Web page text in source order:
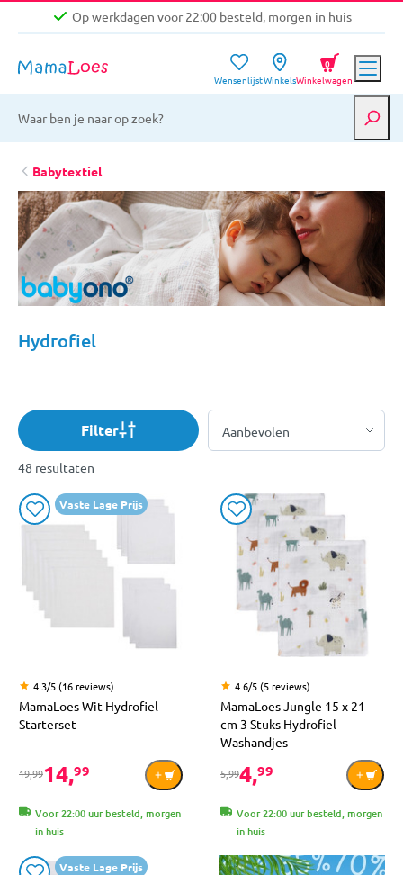
Op werkdagen voor 22:00 besteld, morgen in huis
Gratis verzending vanaf €39,-
Op werkdagen voor 22:00 besteld, morgen in huis
WensenlijstWinkelsWinkelwagen
0
Babytextiel
Hydrofiel
Filter
48 resultaten
Vaste Lage Prijs
4.3/5 (16 reviews)
MamaLoes Wit Hydrofiel
Starterset
19,9914,99
Voor 22:00 uur besteld, morgen
in huis
4.6/5 (5 reviews)
MamaLoes Jungle 15 x 21
cm 3 Stuks Hydrofiel
Washandjes
5,994,99
Voor 22:00 uur besteld, morgen
in huis
Vaste Lage Prijs